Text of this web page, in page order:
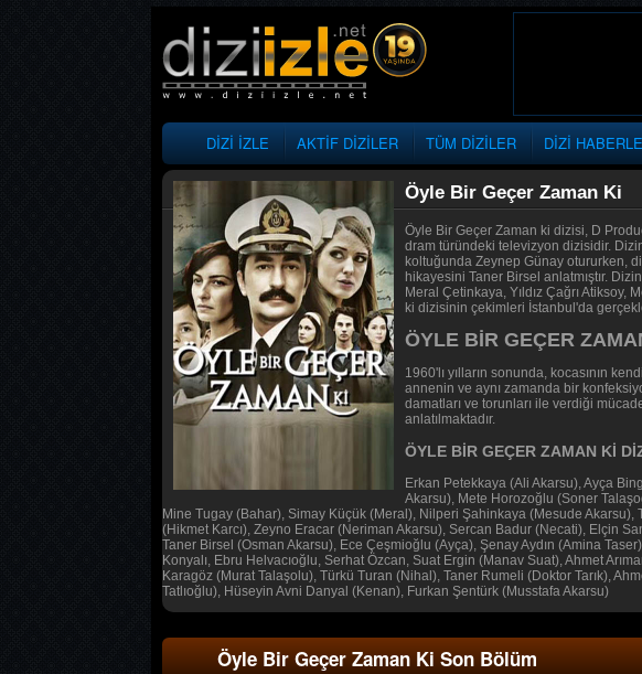
DİZİ İZLE AKTİF DİZİLER TÜM DİZİLER DİZİ
Öyle Bir Geçer Zaman Ki
Öyle Bir Geçer Zaman ki dizisi, D
dram türündeki televizyon dizisidir.
koltuğunda Zeynep Günay otururken,
hikayesini Taner Birsel anlatmıştır.
Meral Çetinkaya, Yıldız Çağrı
ki dizisinin çekimleri İstanbul'da
ÖYLE BİR GEÇER
1960'lı yılların sonunda, kocasının
annenin ve aynı zamanda bir
damatları ve torunları ile verdiği
anlatılmaktadır.
ÖYLE BİR GEÇER ZAMAN Kİ
Erkan Petekkaya (Ali Akarsu), Ayça
Akarsu), Mete Horozoğlu (Soner
Mine Tugay (Bahar), Simay Küçük (Meral), Nilperi Şahinkaya (Mesude
(Hikmet Karcı), Zeyno Eracar (Neriman Akarsu), Sercan Badur (Necati), Elçin
Taner Birsel (Osman Akarsu), Ece Çeşmioğlu (Ayça), Şenay Aydın (Amina
Konyalı, Ebru Helvacıoğlu, Serhat Özcan, Suat Ergin (Manav Suat), Ahmet
Karagöz (Murat Talaşolu), Türkü Turan (Nihal), Taner Rumeli (Doktor Tarık),
Tatlıoğlu), Hüseyin Avni Danyal (Kenan), Furkan Şentürk (Musstafa Akarsu)
Öyle Bir Geçer Zaman Ki Son Bölüm